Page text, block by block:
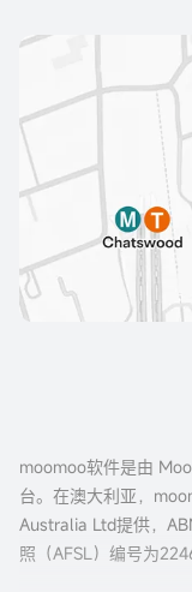
moomoo软件是由
台。在澳大利亚，
Australia Ltd提供，
照（AFSL）编号为